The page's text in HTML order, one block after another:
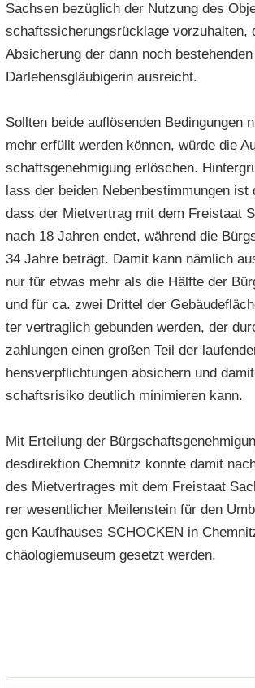
Sach­sen be­züg­lich der Nut­zung des
schafts­si­che­rungs­rück­la­ge vor­zu­hal­ten,
Ab­si­che­rung der dann noch
Dar­le­hens­gläu­bi­ge­rin aus­reicht.
Soll­ten beide auf­lö­sen­den Be­din­gun­gen
mehr er­füllt wer­den kön­nen, würde die
schafts­ge­neh­mi­gung er­lö­schen.
lass der bei­den Ne­ben­be­stim­mun­gen ist
dass der Miet­ver­trag mit dem Frei­staat
nach 18 Jah­ren endet, wäh­rend die
34 Jahre be­trägt. Damit kann näm­lich
nur für etwas mehr als die Hälf­te der
und für ca. zwei Drit­tel der
ter ver­trag­lich ge­bun­den wer­den, der
zah­lun­gen einen gro­ßen Teil der
hensverpflichtungen ab­si­chern und
schafts­ri­si­ko deut­lich mi­ni­mie­ren kann.
Mit Er­tei­lung der
des­di­rek­ti­on Chem­nitz konn­te damit
des Miet­ver­tra­ges mit dem Frei­staat
rer we­sent­li­cher Mei­len­stein für den
gen Kauf­hau­ses SCHO­CKEN in
chäo­lo­gie­mu­se­um ge­setzt wer­den.